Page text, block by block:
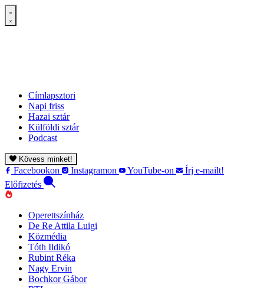
Címlapsztori
Napi friss
Hazai sztár
Külföldi sztár
Podcast
Kövess minket!
Facebookon Instagramon YouTube-on
Írj e-mailt!
Előfizetés
Operettszínház
De Re Attila Luigi
Közmédia
Tóth Ildikó
Rubint Réka
Nagy Ervin
Bochkor Gábor